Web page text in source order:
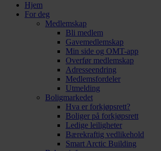
Hjem
For deg
Medlemskap
Bli medlem
Gavemedlemskap
Min side og OMT-app
Overfør medlemskap
Adresseendring
Medlemsfordeler
Utmelding
Boligmarkedet
Hva er forkjøpsrett?
Boliger på forkjøpsrett
Ledige leiligheter
Bærekraftig vedlikehold
Smart Arctic Building